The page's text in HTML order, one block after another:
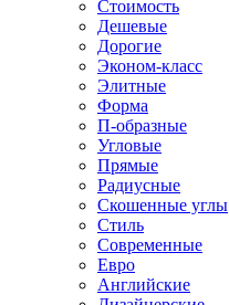
Стоимость
Дешевые
Дорогие
Эконом-класс
Элитные
Форма
П-образные
Угловые
Прямые
Радиусные
Скошенные углы
Стиль
Современные
Евро
Английские